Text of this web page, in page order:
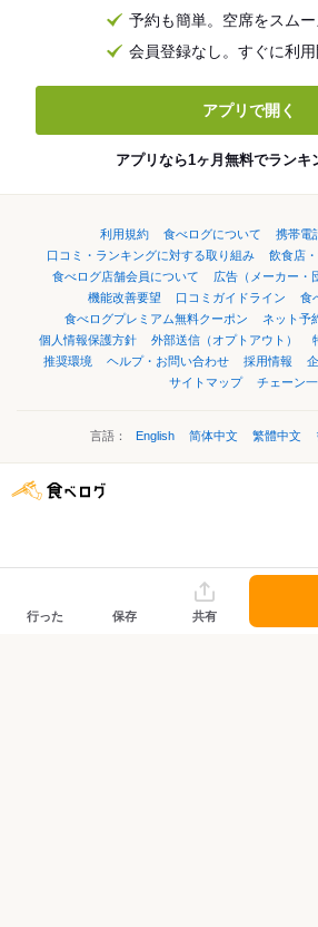
予約も簡単。空席をスム
会員登録なし。すぐに利
アプリで開く
アプリなら1ヶ月無料でランキ
利用規約 食べログについて
携帯電
口コミ・ランキングに対する取り組み
飲食店
食べログ店舗会員について
広告（メーカー・
機能改善要望
口コミガイドライン
食
食べログプレミアム無料クーポン
ネット予
個人情報保護方針
外部送信（オプトアウト）
推奨環境
ヘルプ・お問い合わせ 採用情報
サイトマップ
チェーン
言語： English 简体中文 繁體中文
行った 保存 共有